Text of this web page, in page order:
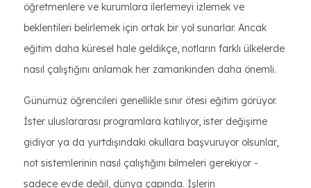
öğretmenlere ve kurumlara ilerlemeyi izlemek ve
beklentileri belirlemek için ortak bir yol sunarlar. Ancak
eğitim daha küresel hale geldikçe, notların farklı ülkelerde
nasıl çalıştığını anlamak her zamankinden daha önemli.
Günümüz öğrencileri genellikle sınır ötesi eğitim görüyor.
İster uluslararası programlara katılıyor, ister değişime
gidiyor ya da yurtdışındaki okullara başvuruyor olsunlar,
not sistemlerinin nasıl çalıştığını bilmeleri gerekiyor -
sadece evde değil, dünya çapında. İşlerin